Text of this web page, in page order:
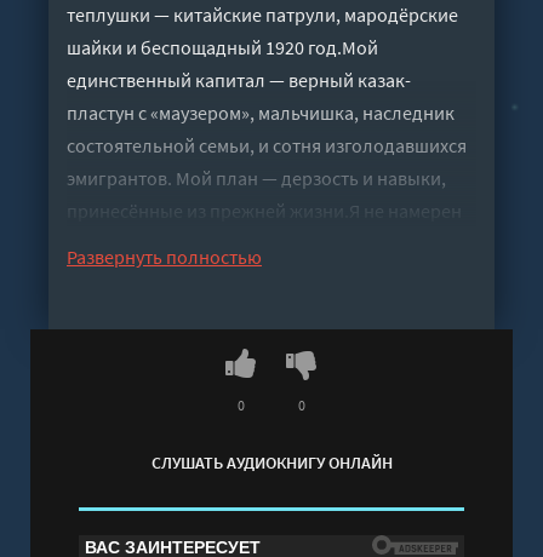
теплушки — китайские патрули, мародёрские
шайки и беспощадный 1920 год.Мой
единственный капитал — верный казак-
пластун с «маузером», мальчишка, наследник
состоятельной семьи, и сотня изголодавшихся
эмигрантов. Мой план — дерзость и навыки,
принесённые из прежней жизни.Я не намерен
создам собственную.
Развернуть полностью
СЛУШАТЬ АУДИОКНИГУ ОНЛАЙН
0 0